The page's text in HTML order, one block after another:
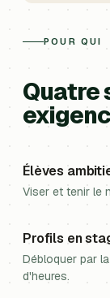
POUR QUI
Quatre
Élèves
Viser et tenir le
Profils en
Débloquer par
d'heures.